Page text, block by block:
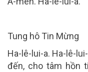
Tung hô Tin Mừng
Ha-lê-lui-a. Ha-lê-
đến, cho tâm hồn